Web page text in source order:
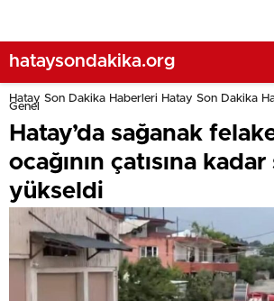
hataysondakika.org
Hatay Son Dakika Haberleri Hatay Son Dakika
Genel
Hatay’da sağanak
ocağının çatısına kadar
yükseldi